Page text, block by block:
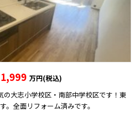
1,999 万円(税込)
の大志小学校区・南部中学校区です！東
。全面リフォーム済みです。